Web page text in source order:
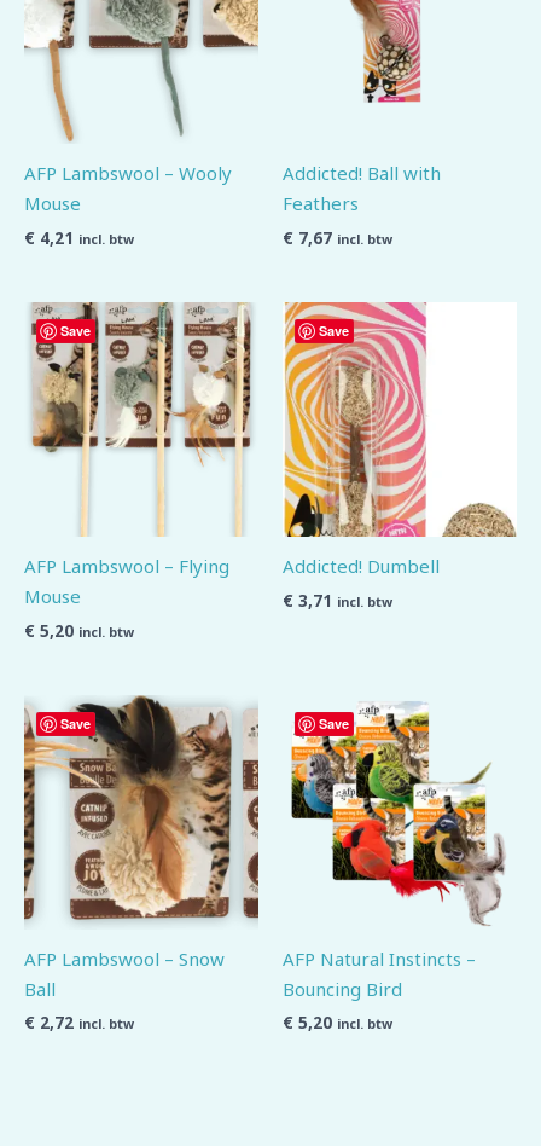
AFP Lambswool – Wooly
Mouse
€ 4,21 incl. btw
Addicted! Ball with
Feathers
€ 7,67 incl. btw
Save
AFP Lambswool – Flying
Mouse
€ 5,20 incl. btw
Save
Addicted! Dumbell
€ 3,71 incl. btw
Save
AFP Lambswool – Snow
Ball
€ 2,72 incl. btw
Save
AFP Natural Instincts –
Bouncing Bird
€ 5,20 incl. btw